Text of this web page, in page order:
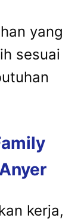
yang
sesuai
kerja,